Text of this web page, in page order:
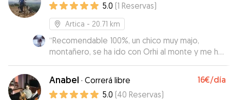
5.0 (1 Reservas)
Artica - 20.71 km
“Recomendable 100%, un chico muy majo,
montañero, se ha ido con Orhi al monte y me ha
enviado fotos y vídeos. La casa con jardín genial
y los perros están a su aire. Repetiré sin
dudarlo!
Anabel · Correrá libre 16€/día
5.0 (40 Reservas)